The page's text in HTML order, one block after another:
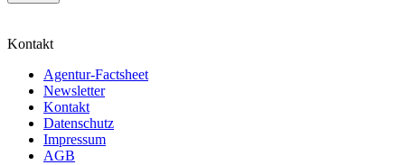
Kontakt
Agentur-Factsheet
Newsletter
Kontakt
Datenschutz
Impressum
AGB